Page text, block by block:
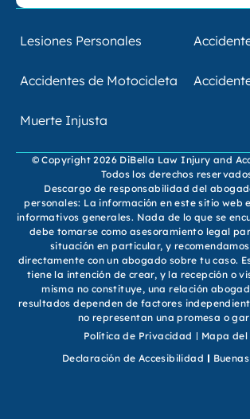
Lesiones Personales
Accidentes de Motocicleta
Muerte Injusta
© Copyright 2026 DiBella Law Injury and
Todos los derechos
Descargo de responsabilidad del
personales: La información en este sitio web
informativos generales. Nada de lo que se
debe tomarse como asesoramiento legal
situación en particular, y
directamente con un abogado sobre tu caso.
tiene la intención de crear, y la recepción o
misma no constituye, una relación
resultados dependen de factores
no representan una promesa o
Política de Privacidad
Mapa del
Declaración de Accesibilidad